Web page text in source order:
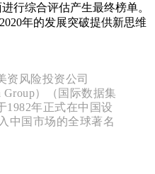
行综合评估产生最终榜单。
年的发展突破提供新思维
资风险投资公司
Group）（国际数据集
1982年正式在中国设
中国市场的全球著名